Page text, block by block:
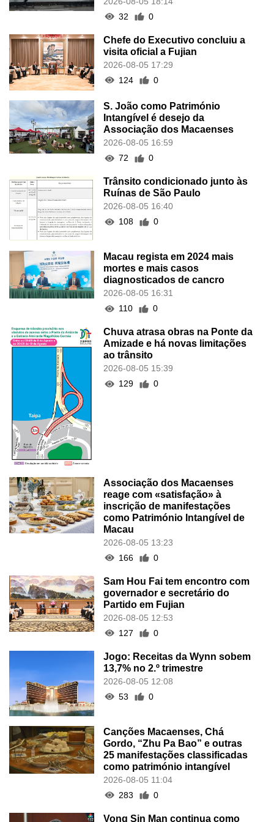
32
0
Chefe do Executivo concluiu a
visita oficial a Fujian
2026-08-05 17:29
124
0
S. João como Património
Intangível é desejo da
Associação dos Macaenses
2026-08-05 16:59
72
0
Trânsito condicionado junto às
Ruínas de São Paulo
2026-08-05 16:40
108
0
Macau regista em 2024 mais
mortes e mais casos
diagnosticados de cancro
2026-08-05 16:31
110
0
Chuva atrasa obras na Ponte da
Amizade e há novas limitações
ao trânsito
2026-08-05 15:39
129
0
Associação dos Macaenses
reage com «satisfação» à
inscrição de manifestações
como Património Intangível de
Macau
2026-08-05 13:23
166
0
Sam Hou Fai tem encontro com
governador e secretário do
Partido em Fujian
2026-08-05 12:53
127
0
Jogo: Receitas da Wynn sobem
13,7% no 2.º trimestre
2026-08-05 12:08
53
0
Canções Macaenses, Chá
Gordo, “Zhu Pa Bao” e outras
25 manifestações classificadas
como património intangível
2026-08-05 11:04
283
0
Vong Sin Man continua como